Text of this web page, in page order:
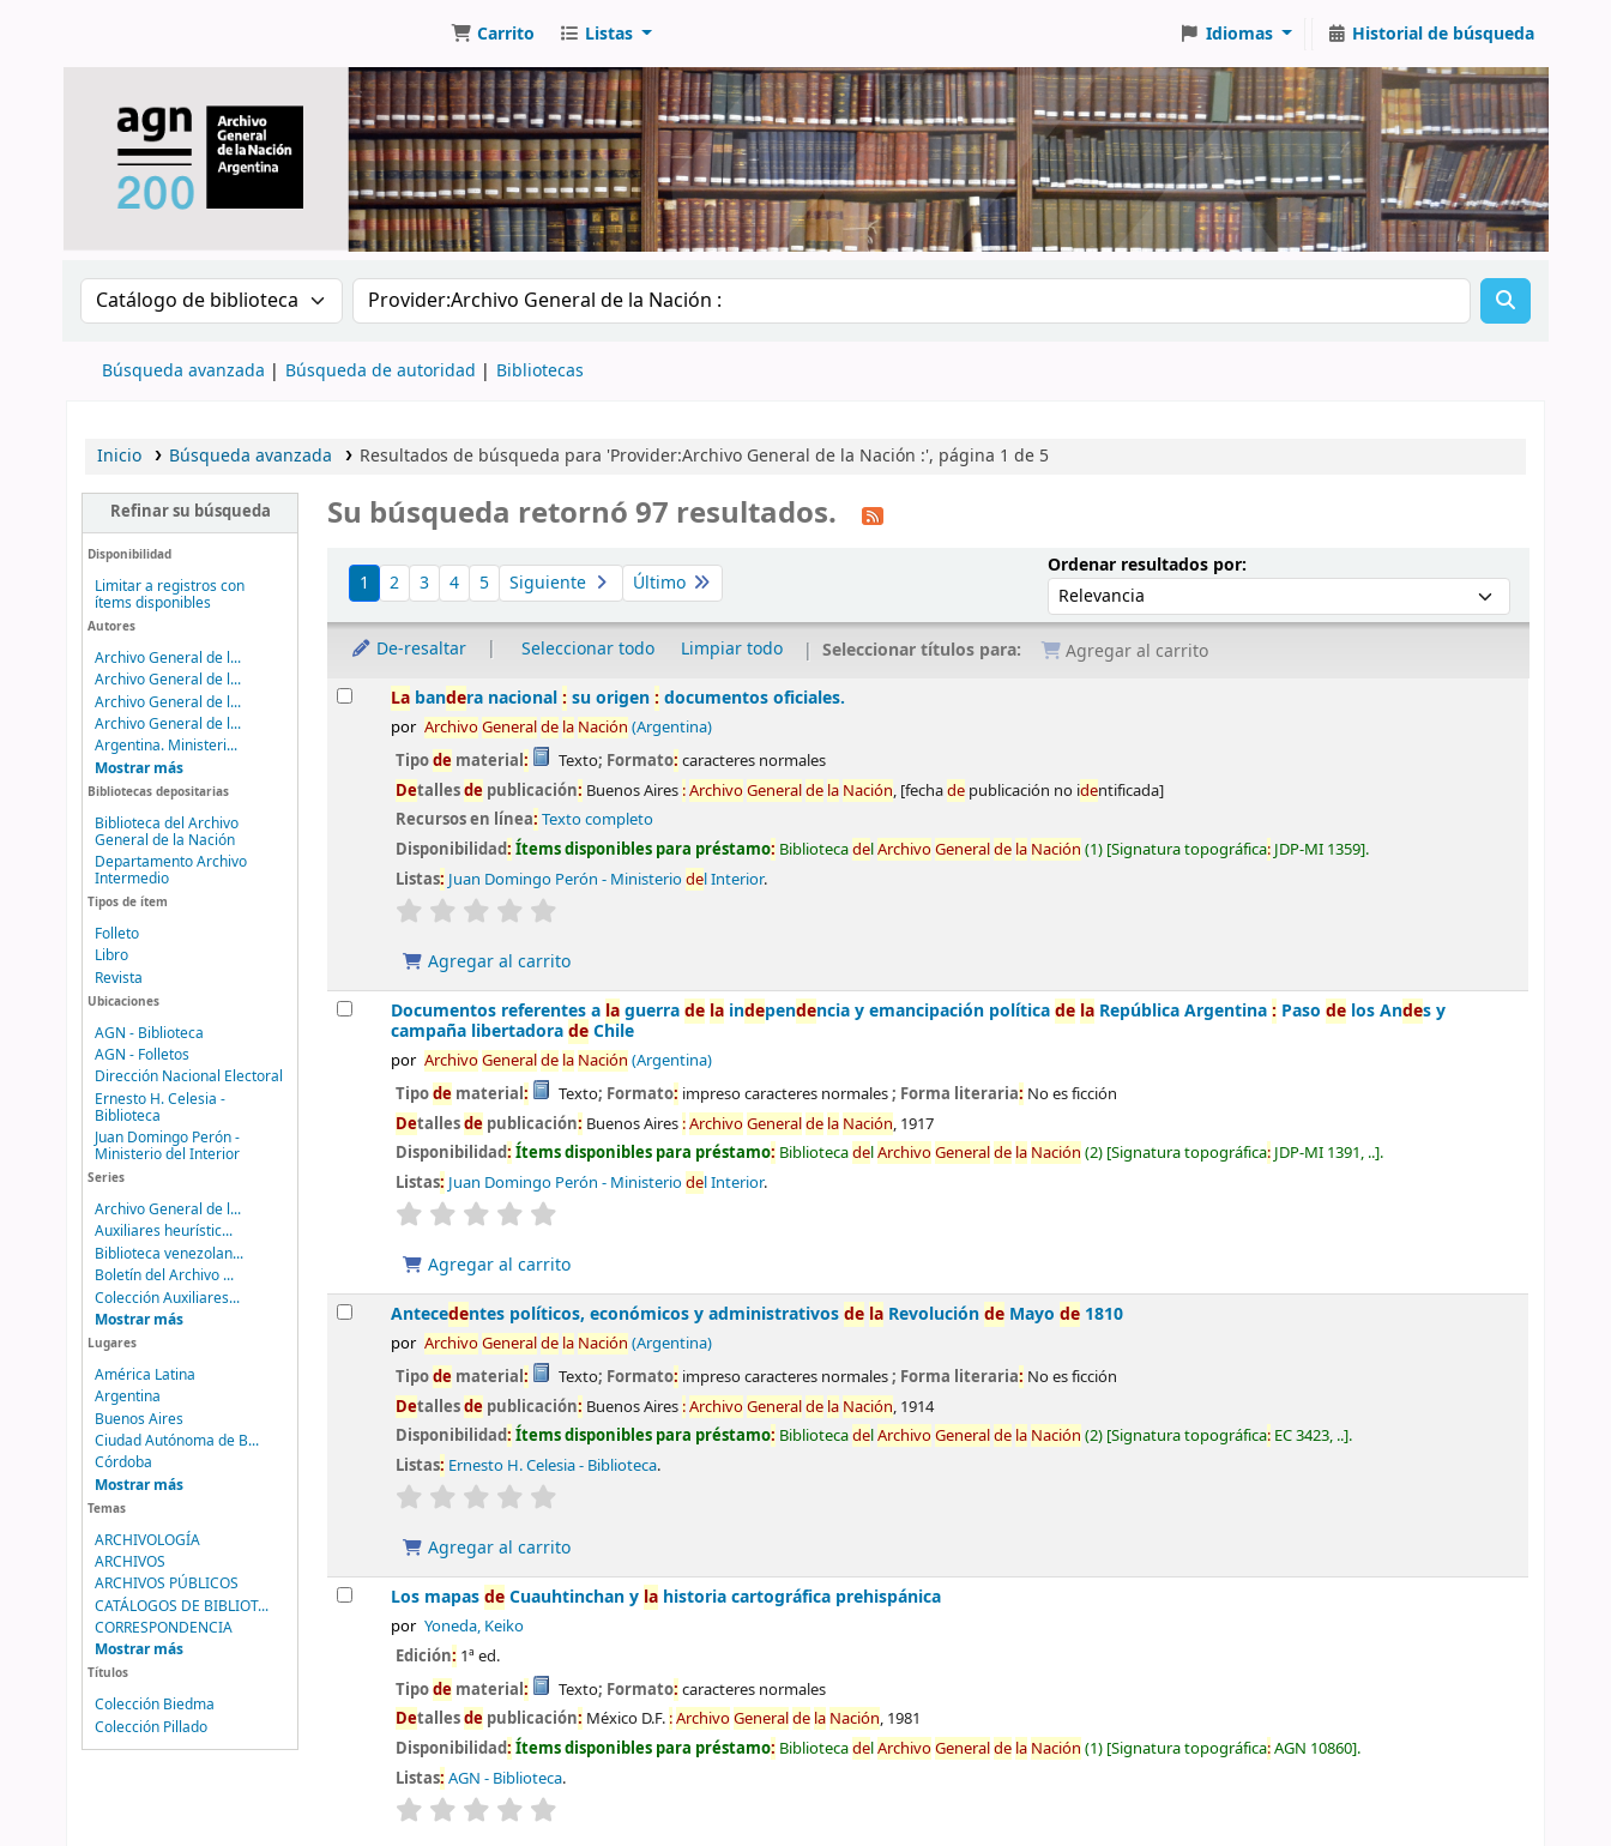
Carrito Listas Idiomas Historial de búsqueda
Buscar en el catálogo por: Buscar en el catálogo
Búsqueda avanzada Búsqueda de autoridad Bibliotecas
Inicio Búsqueda avanzada Resultados de búsqueda para 'Provider:Archivo General de la Nación :', página 1 de 5
Refinar su búsqueda
Disponibilidad
Limitar a registros con
ítems disponibles
Autores
Archivo General de l...
Archivo General de l...
Archivo General de l...
Archivo General de l...
Argentina. Ministeri...
Mostrar más
Bibliotecas depositarias
Biblioteca del Archivo
General de la Nación
Departamento Archivo
Intermedio
Tipos de ítem
Folleto
Libro
Revista
Ubicaciones
AGN - Biblioteca
AGN - Folletos
Dirección Nacional Electoral
Ernesto H. Celesia -
Biblioteca
Juan Domingo Perón -
Ministerio del Interior
Series
Archivo General de l...
Auxiliares heurístic...
Biblioteca venezolan...
Boletín del Archivo ...
Colección Auxiliares...
Mostrar más
Lugares
América Latina
Argentina
Buenos Aires
Ciudad Autónoma de B...
Córdoba
Mostrar más
Temas
ARCHIVOLOGÍA
ARCHIVOS
ARCHIVOS PÚBLICOS
CATÁLOGOS DE BIBLIOT...
CORRESPONDENCIA
Mostrar más
Títulos
Colección Biedma
Colección Pillado
Su búsqueda retornó 97 resultados.
Ordenar
1 2 3 4 5 Siguiente Último
Ordenar resultados por:Ordenar por:
De-resaltar Seleccionar todo Limpiar todo Seleccionar títulos para:
Agregar al carrito
Resultados
La bandera nacional: su origen: documentos oficiales.
por ArchivoGeneralde la Nación (Argentina)
Tipode material: Texto; Formato: caracteres normales
Detallesde publicación: Buenos Aires :ArchivoGeneralde la Nación, [fechade publicación no identificada]
Recursos en línea: Texto completo
Disponibilidad: Ítems disponibles para préstamo: BibliotecadelArchivoGeneralde la Nación (1) Signatura topográfica: JDP-MI 1359 .
Listas: Juan Domingo Perón - Ministeriodel Interior.
valoración
Agregar al carrito
Documentos referentes a laguerrade la independencia y emancipación políticade la República Argentina: Pasode los Andes y
campaña libertadoradeChile
por ArchivoGeneralde la Nación (Argentina)
Tipode material: Texto; Formato: impreso caracteres normales; Forma literaria: No es ficción
Detallesde publicación: Buenos Aires :ArchivoGeneralde la Nación, 1917
Disponibilidad: Ítems disponibles para préstamo: BibliotecadelArchivoGeneralde la Nación (2) Signatura topográfica: JDP-MI 1391, .. .
Listas: Juan Domingo Perón - Ministeriodel Interior.
valoración
Agregar al carrito
Antecedentes políticos, económicos y administrativosde la Revoluciónde Mayode 1810
por ArchivoGeneralde la Nación (Argentina)
Tipode material: Texto; Formato: impreso caracteres normales; Forma literaria: No es ficción
Detallesde publicación: Buenos Aires :ArchivoGeneralde la Nación, 1914
Disponibilidad: Ítems disponibles para préstamo: BibliotecadelArchivoGeneralde la Nación (2) Signatura topográfica: EC 3423, .. .
Listas: Ernesto H. Celesia - Biblioteca.
valoración
Agregar al carrito
Los mapasdeCuauhtinchan y la historia cartográfica prehispánica
por Yoneda, Keiko
Edición: 1ª ed.
Tipode material: Texto; Formato: caracteres normales
Detallesde publicación: México D.F. :ArchivoGeneralde la Nación, 1981
Disponibilidad: Ítems disponibles para préstamo: BibliotecadelArchivoGeneralde la Nación (1) Signatura topográfica:AGN 10860 .
Listas: AGN - Biblioteca.
valoración